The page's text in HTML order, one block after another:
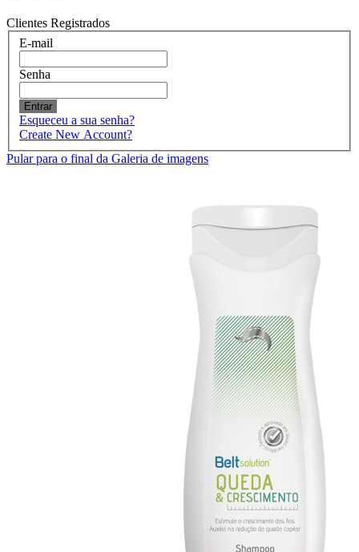
Clientes Registrados
E-mail
Senha
Entrar
Esqueceu a sua senha?
Create New Account?
Pular para o final da Galeria de imagens